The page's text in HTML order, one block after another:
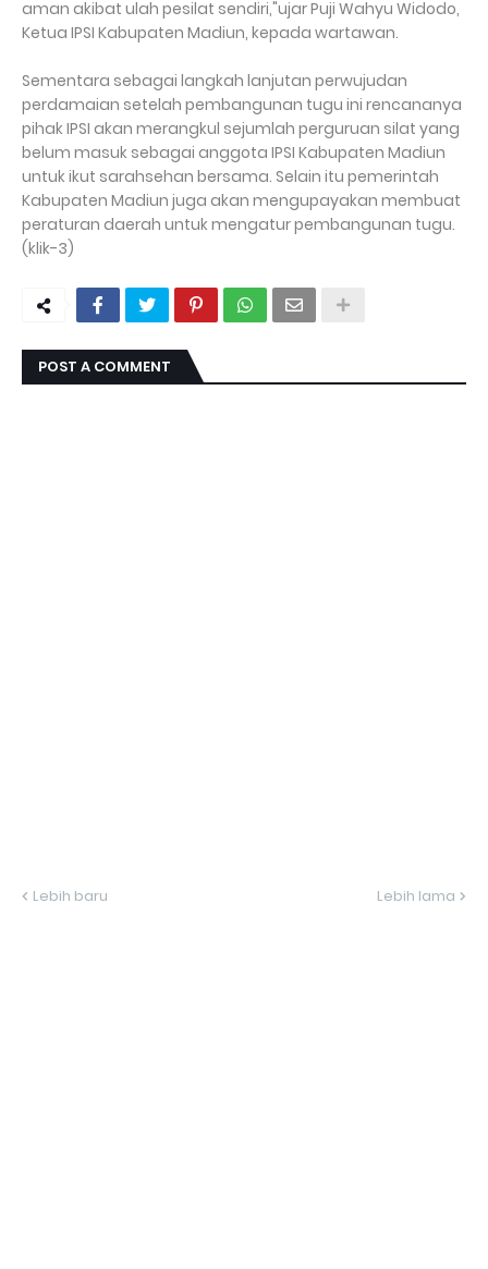
aman akibat ulah pesilat sendiri,"ujar Puji Wahyu Widodo,
Ketua IPSI Kabupaten Madiun, kepada wartawan.
Sementara sebagai langkah lanjutan perwujudan
perdamaian setelah pembangunan tugu ini rencananya
pihak IPSI akan merangkul sejumlah perguruan silat yang
belum masuk sebagai anggota IPSI Kabupaten Madiun
untuk ikut sarahsehan bersama. Selain itu pemerintah
Kabupaten Madiun juga akan mengupayakan membuat
peraturan daerah untuk mengatur pembangunan tugu.
(klik-3)
POST A COMMENT
Lebih baru Lebih lama